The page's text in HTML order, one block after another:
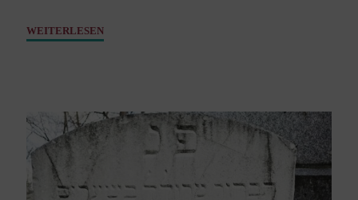
WEITERLESEN"Dobruschka
07.